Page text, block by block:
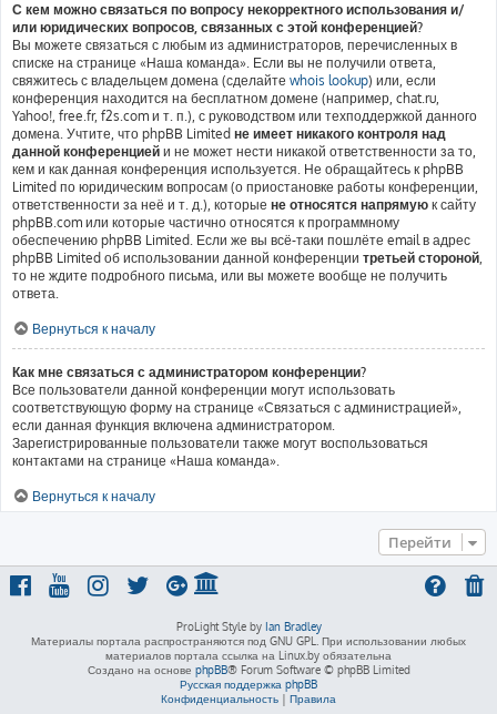
С кем можно связаться по вопросу некорректного использования и/
или юридических вопросов, связанных с этой конференцией?
Вы можете связаться с любым из администраторов, перечисленных в
списке на странице «Наша команда». Если вы не получили ответа,
свяжитесь с владельцем домена (сделайте whois lookup) или, если
конференция находится на бесплатном домене (например, chat.ru,
Yahoo!, free.fr, f2s.com и т. п.), с руководством или техподдержкой данного
домена. Учтите, что phpBB Limited не имеет никакого контроля над
данной конференцией и не может нести никакой ответственности за то,
кем и как данная конференция используется. Не обращайтесь к phpBB
Limited по юридическим вопросам (о приостановке работы конференции,
ответственности за неё и т. д.), которые не относятся напрямую к сайту
phpBB.com или которые частично относятся к программному
обеспечению phpBB Limited. Если же вы всё-таки пошлёте email в адрес
phpBB Limited об использовании данной конференции третьей стороной,
то не ждите подробного письма, или вы можете вообще не получить
ответа.
Вернуться к началу
Как мне связаться с администратором конференции?
Все пользователи данной конференции могут использовать
соответствующую форму на странице «Связаться с администрацией»,
если данная функция включена администратором.
Зарегистрированные пользователи также могут воспользоваться
контактами на странице «Наша команда».
Вернуться к началу
Перейти
ProLight Style by Ian Bradley
Материалы портала распространяются под GNU GPL. При использовании любых
материалов портала ссылка на Linux.by обязательна
Создано на основе phpBB® Forum Software © phpBB Limited
Русская поддержка phpBB
Конфиденциальность | Правила